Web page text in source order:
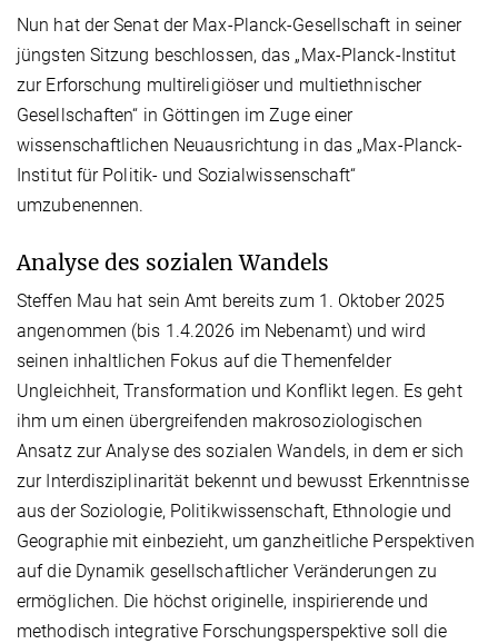
Nun hat der Senat der Max-Planck-Gesellschaft in seiner
jüngsten Sitzung beschlossen, das „Max-Planck-Institut
zur Erforschung multireligiöser und multiethnischer
Gesellschaften“ in Göttingen im Zuge einer
wissenschaftlichen Neuausrichtung in das „Max-Planck-
Institut für Politik- und Sozialwissenschaft“
umzubenennen.
Analyse des sozialen Wandels
Steffen Mau hat sein Amt bereits zum 1. Oktober 2025
angenommen (bis 1.4.2026 im Nebenamt) und wird
seinen inhaltlichen Fokus auf die Themenfelder
Ungleichheit, Transformation und Konflikt legen. Es geht
ihm um einen übergreifenden makrosoziologischen
Ansatz zur Analyse des sozialen Wandels, in dem er sich
zur Interdisziplinarität bekennt und bewusst Erkenntnisse
aus der Soziologie, Politikwissenschaft, Ethnologie und
Geographie mit einbezieht, um ganzheitliche Perspektiven
auf die Dynamik gesellschaftlicher Veränderungen zu
ermöglichen. Die höchst originelle, inspirierende und
methodisch integrative Forschungsperspektive soll die